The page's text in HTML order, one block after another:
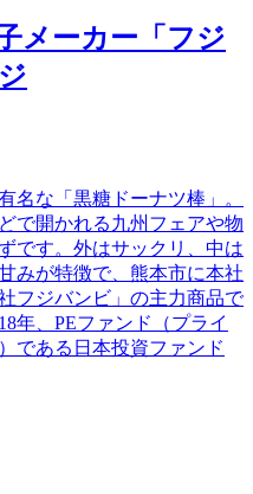
メーカー「フジ
名な「黒糖ドーナツ棒」。
で開かれる九州フェアや物
です。外はサックリ、中は
みが特徴で、熊本市に本社
フジバンビ」の主力商品で
年、PEファンド（プライ
である日本投資ファンド